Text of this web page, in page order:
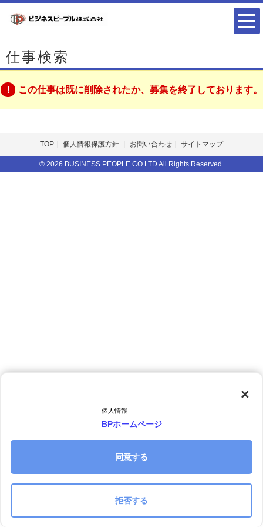
仕事検索
この仕事は既に削除されたか、募集を終了しております。
個人情報
BPホームページ
×
同意する
拒否する
TOP 個人情報保護方針 お問い合わせ サイトマップ
© 2026 BUSINESS PEOPLE CO.LTD All Rights Reserved.